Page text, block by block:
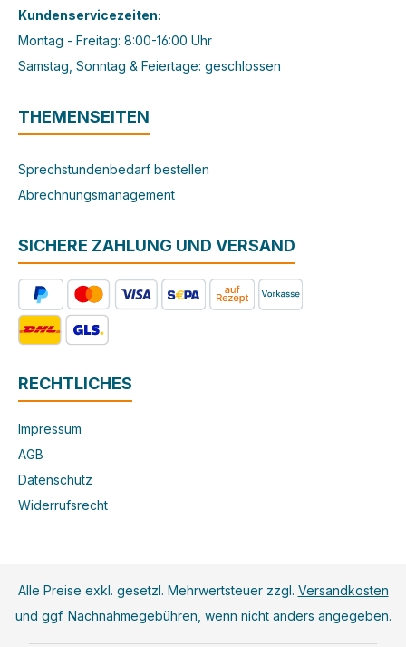
Kundenservicezeiten:
Montag - Freitag: 8:00-16:00 Uhr
Samstag, Sonntag & Feiertage: geschlossen
THEMENSEITEN
Sprechstundenbedarf bestellen
Abrechnungsmanagement
SICHERE ZAHLUNG UND VERSAND
RECHTLICHES
Impressum
AGB
Datenschutz
Widerrufsrecht
Alle Preise exkl. gesetzl. Mehrwertsteuer zzgl. Versandkosten
und ggf. Nachnahmegebühren, wenn nicht anders angegeben.